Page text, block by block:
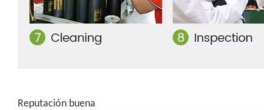
Reputación buena